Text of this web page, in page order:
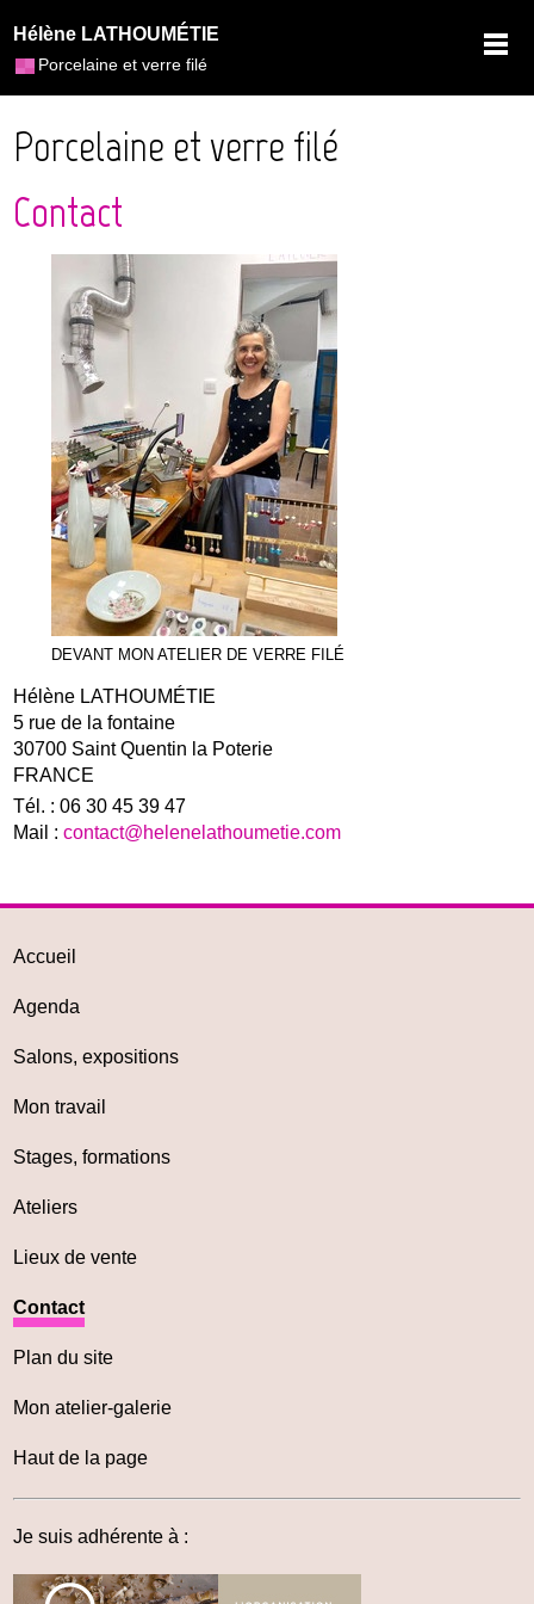
Hélène LATHOUMÉTIE
Porcelaine et verre filé
Porcelaine et verre filé
Contact
DEVANT MON ATELIER DE VERRE FILÉ
Hélène LATHOUMÉTIE
5 rue de la fontaine
30700 Saint Quentin la Poterie
FRANCE
Tél. : 06 30 45 39 47
Mail :contact@helenelathoumetie.com
Accueil
Agenda
Salons, expositions
Mon travail
Stages, formations
Ateliers
Lieux de vente
Contact
Plan du site
Mon atelier-galerie
Haut de la page
Je suis adhérente à :